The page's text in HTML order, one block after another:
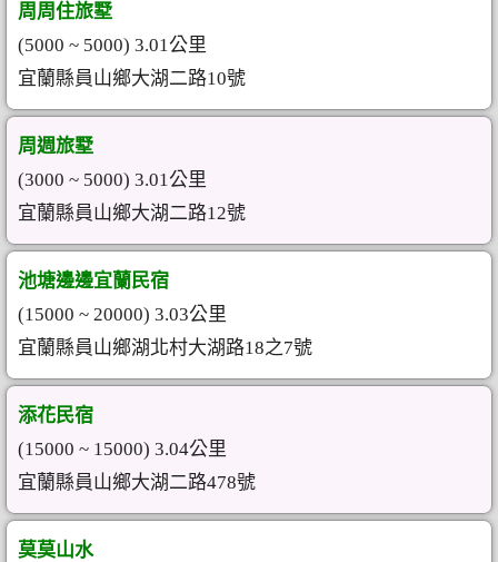
周周住旅墅
(5000 ~ 5000) 3.01公里
宜蘭縣員山鄉大湖二路10號
周週旅墅
(3000 ~ 5000) 3.01公里
宜蘭縣員山鄉大湖二路12號
池塘邊邊宜蘭民宿
(15000 ~ 20000) 3.03公里
宜蘭縣員山鄉湖北村大湖路18之7號
添花民宿
(15000 ~ 15000) 3.04公里
宜蘭縣員山鄉大湖二路478號
莫莫山水